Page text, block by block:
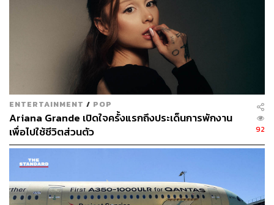
อย่างไรก็ตาม คนไทยอีกส่วนหนึ่งยังคงตั้งคำถามที่เกิดขึ้นกับ
ระบบการลงทะเบียน และมาตรการห้ามเที่ยวบินพาณิชย์ที่ยัง
คงมีอยู่ของไทยว่าอาจทำให้ผู้ที่มีความจำเป็นเร่งด่วน เช่น มี
ปัญหาสุขภาพ วีซ่าใกล้หมด ไม่สามารถเดินทางกลับได้ทัน
ท่วงที รวมทั้งมีคำถามถึงมาตรการให้ใช้ใบรับรองแพทย์แบบ
Fit-to-Fly ก่อนเดินทาง ซึ่งไม่ได้เป็นใบรับรองแพทย์ที่แสดงว่า
ปลอดจากเชื้อโควิด-19 แต่ประการใด และอาจเป็นการเพิ่ม
ภาระในการเดินทางกลับประเทศไทยโดยไม่จำเป็น เพราะ
ตั้งแต่เดือนสิงหาคมนี้ สถานทูตไทย ณ กรุงลอนดอนจะไม่มี
บริการตรวจร่างกายพิเศษและออกใบรับรองแพทย์ดังกล่าว
เพื่อช่วยเหลือผู้ที่ต้องการเดินทางกลับประเทศแล้ว โดยผู้ที่จะ
เดินทางต้องติดต่อแพทย์เวชปฏิบัติทั่วไป (GP) หรือสถาน
พยาบาลเพื่อขอใบรับรองแพทย์ด้วยตนเอง
ENTERTAINMENT / POP
Ariana Grande เปิดใจครั้งแรกถึงประเด็นการพักงาน
เพื่อไปใช้ชีวิตส่วนตัว
92